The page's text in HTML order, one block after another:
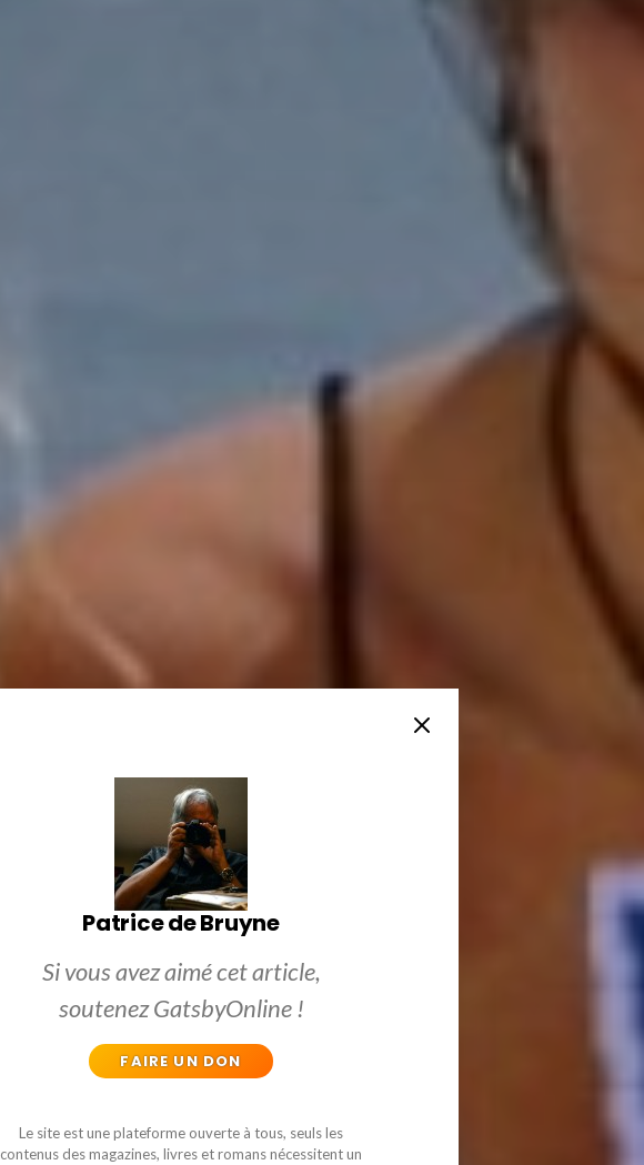
Patrice de Bruyne
Si vous avez aimé cet article,
soutenez GatsbyOnline !
FAIRE UN DON
Le site est une plateforme ouverte à tous, seuls les
contenus des magazines, livres et romans nécessitent un